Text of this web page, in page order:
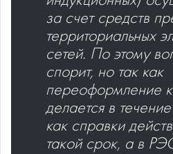
за счет средств
территориальных
сетей. По этому
спорит, но так как
переоформление
делается в
как справки
такой срок, а в